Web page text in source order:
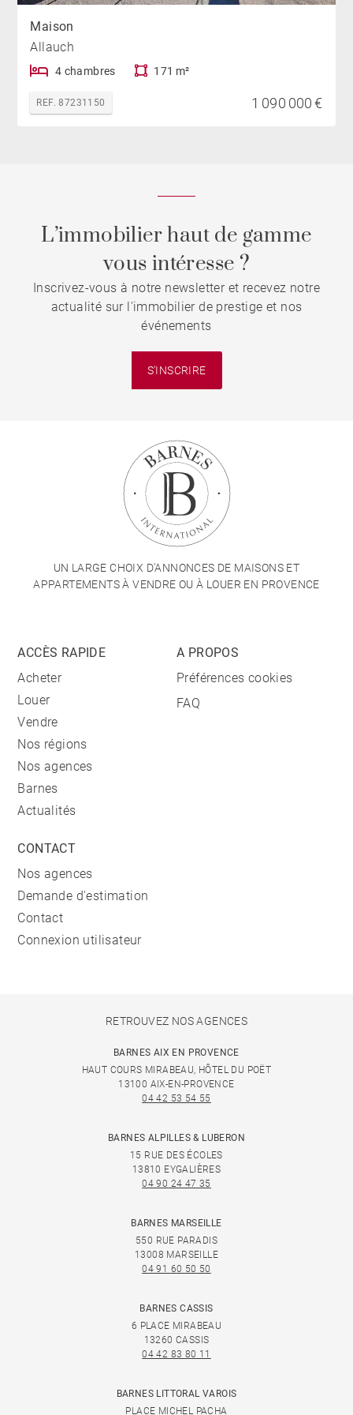
Maison
Allauch
4 chambres 171 m²
REF. 87231150 1 090 000 €
L’immobilier haut de gamme
vous intéresse ?
Inscrivez-vous à notre newsletter et recevez notre
actualité sur l'immobilier de prestige et nos
événements
S'INSCRIRE
UN LARGE CHOIX D'ANNONCES DE MAISONS ET
APPARTEMENTS À VENDRE OU À LOUER EN PROVENCE
ACCÈS RAPIDE
Acheter
Louer
Vendre
Nos régions
Nos agences
Barnes
Actualités
A PROPOS
Préférences cookies
FAQ
CONTACT
Nos agences
Demande d'estimation
Contact
Connexion utilisateur
RETROUVEZ NOS AGENCES
BARNES AIX EN PROVENCE
HAUT COURS MIRABEAU, HÔTEL DU POËT
13100 AIX-EN-PROVENCE
04 42 53 54 55
BARNES ALPILLES & LUBERON
15 RUE DES ÉCOLES
13810 EYGALIÈRES
04 90 24 47 35
BARNES MARSEILLE
550 RUE PARADIS
13008 MARSEILLE
04 91 60 50 50
BARNES CASSIS
6 PLACE MIRABEAU
13260 CASSIS
04 42 83 80 11
BARNES LITTORAL VAROIS
PLACE MICHEL PACHA